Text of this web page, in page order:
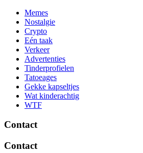
Memes
Nostalgie
Crypto
Eén taak
Verkeer
Advertenties
Tinderprofielen
Tatoeages
Gekke kapseltjes
Wat kinderachtig
WTF
Contact
Contact